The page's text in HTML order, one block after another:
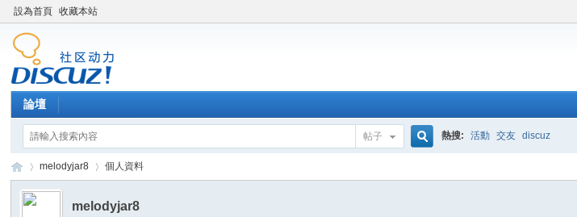
設為首頁 收藏本站
論壇
帖子 熱搜: 活動 交友 discuz
melodyjar8 個人資料
melodyjar8